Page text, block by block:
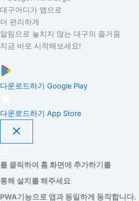
대구어디가 앱으로
더 편리하게
알림으로 놓치지 않는 대구의 즐거움
지금 바로 시작해보세요!
다운로드하기 Google Play
다운로드하기 App Store
를 클릭하여 홈 화면에 추가하기를
통해 설치를 해주세요
PWA기능으로 앱과 동일하게 동작합니다.